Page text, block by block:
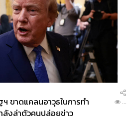
ขาดแคลนอาวุธในการทำ
ลังล่าตัวคนปล่อยข่าว
...